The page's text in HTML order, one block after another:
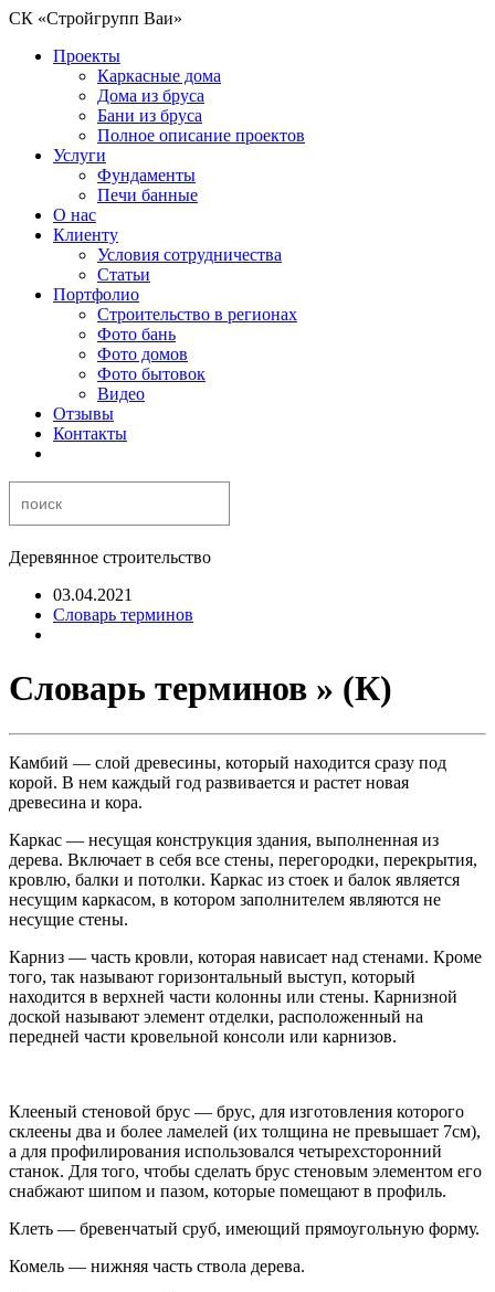
СК «Стройгрупп Ваи»
Проекты
Каркасные дома
Дома из бруса
Бани из бруса
Полное описание проектов
Услуги
Фундаменты
Печи банные
О нас
Клиенту
Условия сотрудничества
Статьи
Портфолио
Строительство в регионах
Фото бань
Фото домов
Фото бытовок
Видео
Отзывы
Контакты
Деревянное строительство
03.04.2021
Словарь терминов
Словарь терминов » (К)
Камбий — слой древесины, который находится сразу под
корой. В нем каждый год развивается и растет новая
древесина и кора.
Каркас — несущая конструкция здания, выполненная из
дерева. Включает в себя все стены, перегородки, перекрытия,
кровлю, балки и потолки. Каркас из стоек и балок является
несущим каркасом, в котором заполнителем являются не
несущие стены.
Карниз — часть кровли, которая нависает над стенами. Кроме
того, так называют горизонтальный выступ, который
находится в верхней части колонны или стены. Карнизной
доской называют элемент отделки, расположенный на
передней части кровельной консоли или карнизов.
Клееный стеновой брус — брус, для изготовления которого
склеены два и более ламелей (их толщина не превышает 7см),
а для профилирования использовался четырехсторонний
станок. Для того, чтобы сделать брус стеновым элементом его
снабжают шипом и пазом, которые помещают в профиль.
Клеть — бревенчатый сруб, имеющий прямоугольную форму.
Комель — нижняя часть ствола дерева.